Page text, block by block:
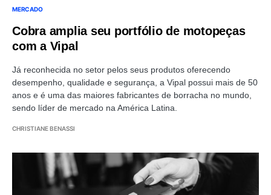
MERCADO
Cobra amplia seu portfólio de motopeças
com a Vipal
Já reconhecida no setor pelos seus produtos oferecendo
desempenho, qualidade e segurança, a Vipal possui mais de 50
anos e é uma das maiores fabricantes de borracha no mundo,
sendo líder de mercado na América Latina.
CHRISTIANE BENASSI